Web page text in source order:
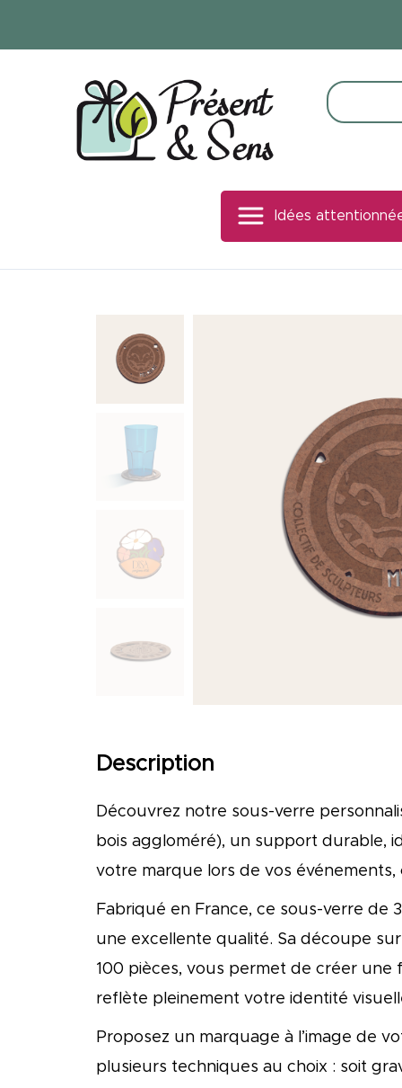
Idées
Accessoires de bureau
Equipements électroniques
Kits de plantation
Textile
Description
Découvrez notre sous-verre
bois aggloméré), un support durable,
votre marque lors de vos
Fabriqué en France, ce sous-verre de
une excellente qualité. Sa découpe
100 pièces, vous permet de créer une
reflète pleinement votre identité
Proposez un marquage à l’image de
plusieurs techniques au choix : soit